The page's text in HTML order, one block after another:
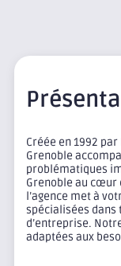
Créée en 1992 par
Grenoble
problématiques
Grenoble au cœur
l’agence met à
spécialisées dans
d’entreprise.
adaptées aux